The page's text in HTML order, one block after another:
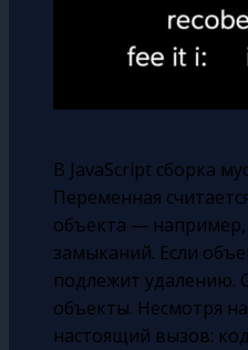
В JavaScript сборка
Переменная
объекта — например,
замыканий. Если
подлежит удалению.
объекты. Несмотря
настоящий вызов: